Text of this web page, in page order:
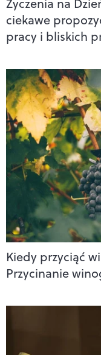
ciekawe
pracy i bliskich
Kiedy przyciąć
Przycinanie